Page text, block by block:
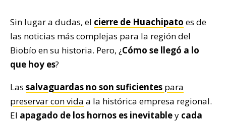
Sin lugar a dudas, el cierre de Huachipato es de
las noticias más complejas para la región del
Biobío en su historia. Pero, ¿Cómo se llegó a lo
que hoy es?
Las salvaguardas no son suficientes para
preservar con vida a la histórica empresa regional.
El apagado de los hornos es inevitabley cada